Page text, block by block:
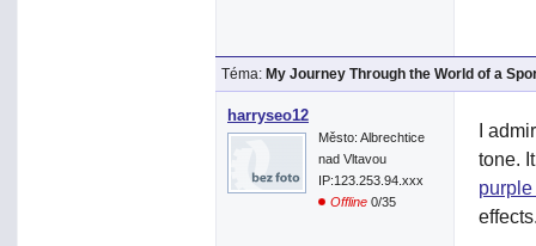
Téma: My Journey Through the World of a
harryseo12
Město: Albrechtice
nad Vltavou
IP:123.253.94.xxx
Offline 0/35
I
tone.